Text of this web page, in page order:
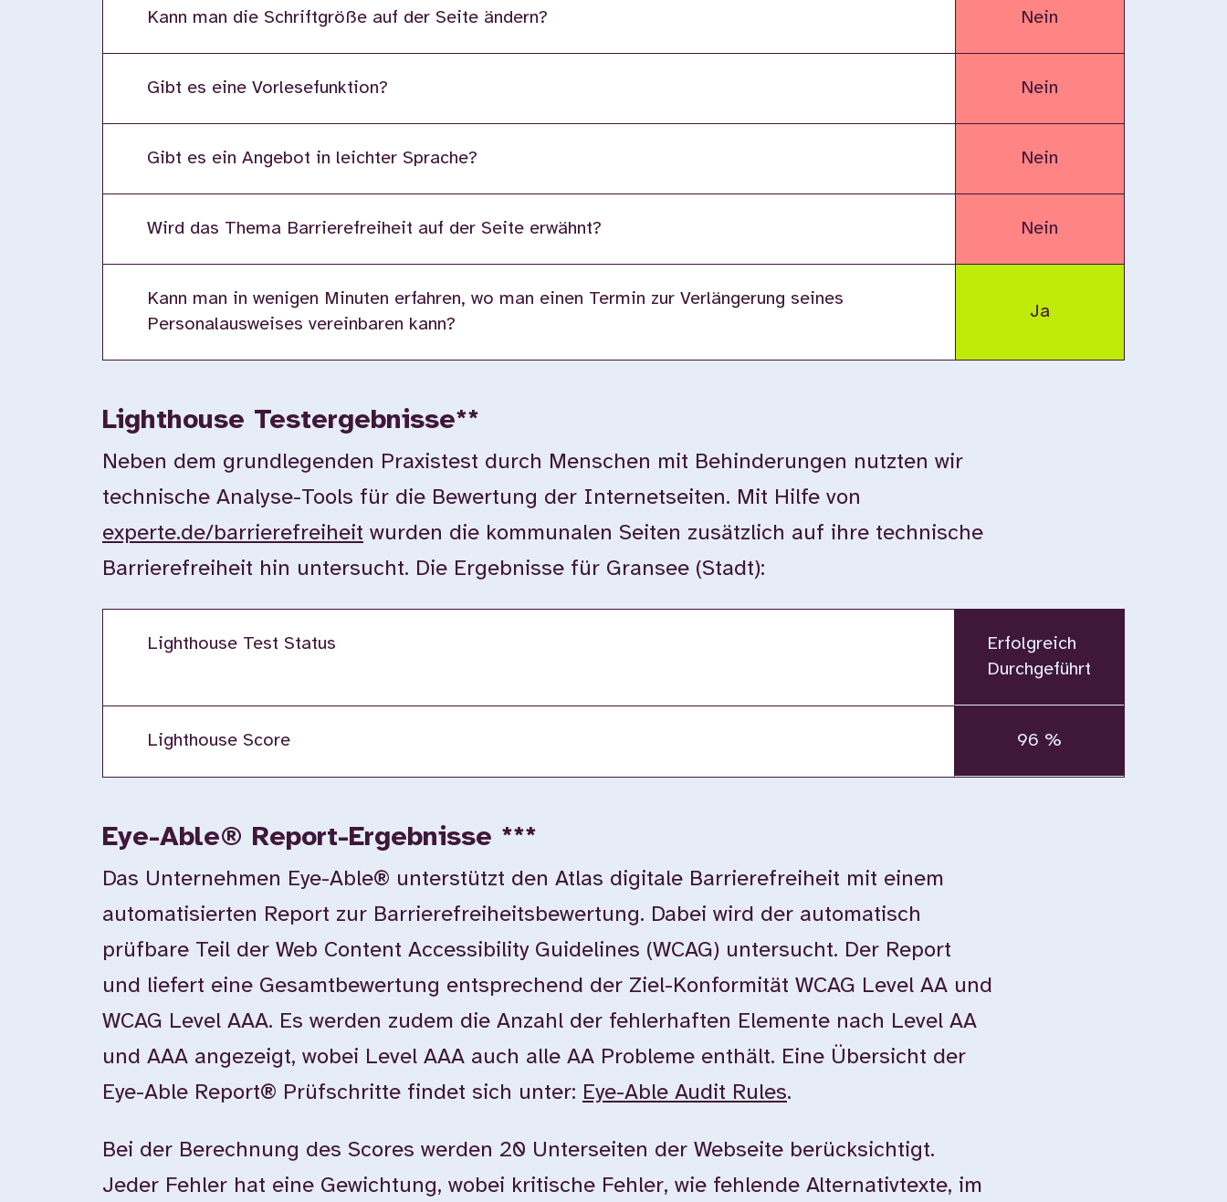
Kann man die Schriftgröße auf der Seite ändern? Nein
Gibt es eine Vorlesefunktion? Nein
Gibt es ein Angebot in leichter Sprache? Nein
Wird das Thema Barrierefreiheit auf der Seite erwähnt? Nein
Kann man in wenigen Minuten erfahren, wo man einen Termin zur Verlängerung seines
Personalausweises vereinbaren kann?
Ja
Lighthouse Testergebnisse**
Neben dem grundlegenden Praxistest durch Menschen mit Behinderungen nutzten wir
technische Analyse-Tools für die Bewertung der Internetseiten. Mit Hilfe von
experte.de/barrierefreiheit wurden die kommunalen Seiten zusätzlich auf ihre technische
Barrierefreiheit hin untersucht. Die Ergebnisse für Gransee (Stadt):
Lighthouse Test Status
Erfolgreich
Durchgeführt
Lighthouse Score 96 %
Eye-Able® Report-Ergebnisse ***
Das Unternehmen Eye-Able® unterstützt den Atlas digitale Barrierefreiheit mit einem
automatisierten Report zur Barrierefreiheitsbewertung. Dabei wird der automatisch
prüfbare Teil der Web Content Accessibility Guidelines (WCAG) untersucht. Der Report
und liefert eine Gesamtbewertung entsprechend der Ziel-Konformität WCAG Level AA und
WCAG Level AAA. Es werden zudem die Anzahl der fehlerhaften Elemente nach Level AA
und AAA angezeigt, wobei Level AAA auch alle AA Probleme enthält. Eine Übersicht der
Eye-Able Report® Prüfschritte findet sich unter: Eye-Able Audit Rules.
Bei der Berechnung des Scores werden 20 Unterseiten der Webseite berücksichtigt.
Jeder Fehler hat eine Gewichtung, wobei kritische Fehler, wie fehlende Alternativtexte, im